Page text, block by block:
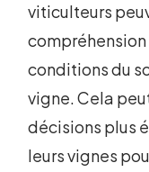
viticulteurs
conditions du
vigne. Cela
décisions plus
leurs vignes